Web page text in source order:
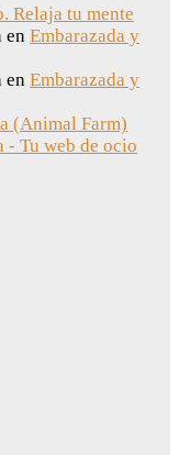
Relaja tu mente
en Embarazada y
en Embarazada y
(Animal Farm)
- Tu web de ocio